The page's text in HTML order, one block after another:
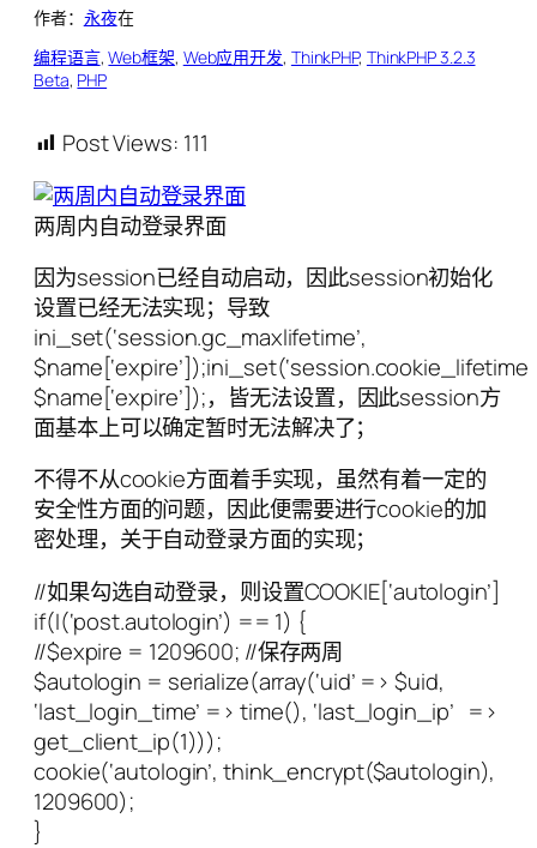
作者： 永夜在
编程语言, Web框架, Web应用开发, ThinkPHP, ThinkPHP 3.2.3
Beta, PHP
Post Views: 111
两周内自动登录界面
因为session已经自动启动，因此session初始化
设置已经无法实现；导致
ini_set(‘session.gc_maxlifetime’,
$name[‘expire’]);，皆无法设置，因此session方
面基本上可以确定暂时无法解决了；
不得不从cookie方面着手实现，虽然有着一定的
安全性方面的问题，因此便需要进行cookie的加
密处理，关于自动登录方面的实现；
//如果勾选自动登录，则设置COOKIE[‘autologin’]
if(I(‘post.autologin’) == 1) {
//$expire = 1209600; //保存两周
$autologin = serialize(array(‘uid’ => $uid,
‘last_login_time’ => time(), ‘last_login_ip’ =>
get_client_ip(1)));
cookie(‘autologin’, think_encrypt($autologin),
1209600);
}